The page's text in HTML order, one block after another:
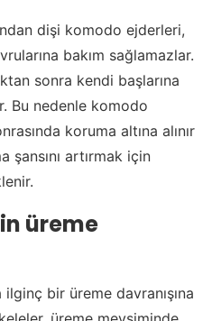
dişi komodo ejderleri,
bakım sağlamazlar.
sonra kendi başlarına
Bu nedenle komodo
koruma altına alınır
şansını artırmak için
üreme
bir üreme davranışına